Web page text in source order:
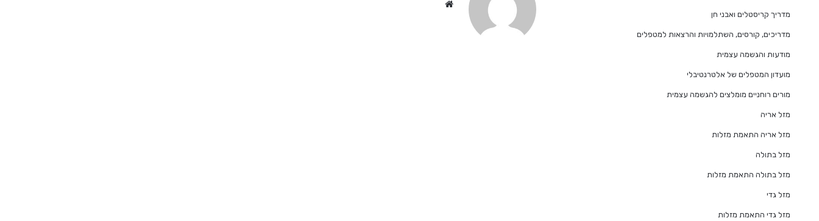
מדריך קריסטלים ואבני חן
מדריכים, קורסים, השתלמויות והרצאות למטפלים
מודעות והגשמה עצמית
מועדון המטפלים של אלטרנטיבלי
מורים רוחניים מומלצים להגשמה עצמית
מזל אריה
מזל אריה התאמת מזלות
מזל בתולה
מזל בתולה התאמת מזלות
מזל גדי
מזל גדי התאמת מזלות